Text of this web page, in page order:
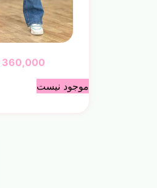
360,000
موجود نیست